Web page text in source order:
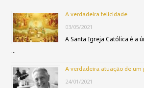
s
a
r
p
A verdadeira felicidade
03/05/2021
A Santa Igreja Católica é a
…
A verdadeira atuação de
24/01/2021